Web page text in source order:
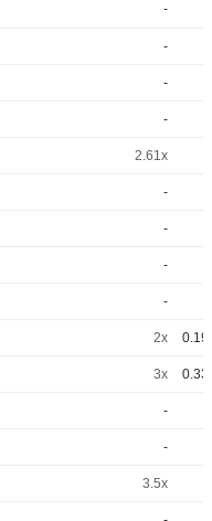
-
-
-
-
2.61x
-
-
-
-
2x 0.195
3x 0.337
-
-
3.5x